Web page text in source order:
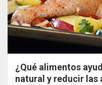
¿Qué alimentos
natural y reducir las